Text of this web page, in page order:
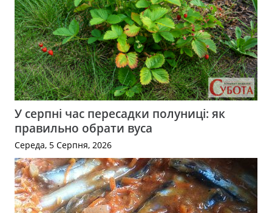
У серпні час пересадки полуниці: як
правильно обрати вуса
Середа, 5 Серпня, 2026